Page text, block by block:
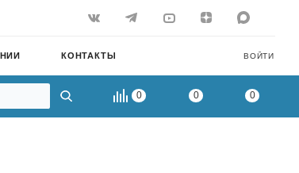
ВОЙТИ
КОНТАКТЫ
0 0 0